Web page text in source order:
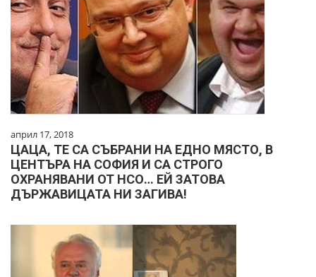
април 17, 2018
ЦАЦА, ТЕ СА СЪБРАНИ НА ЕДНО МЯСТО, В
ЦЕНТЪРА НА СОФИЯ И СА СТРОГО
ОХРАНЯВАНИ ОТ НСО… ЕЙ ЗАТОВА
ДЪРЖАВИЦАТА НИ ЗАГИВА!